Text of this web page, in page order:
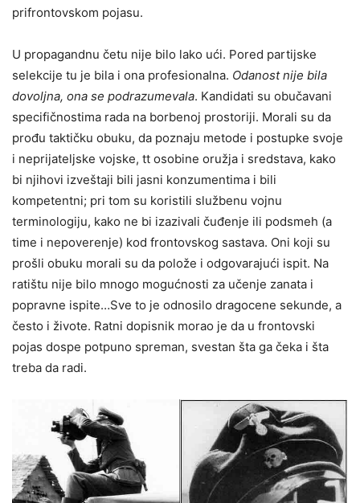
prifrontovskom pojasu.
U propagandnu četu nije bilo lako ući. Pored partijske
selekcije tu je bila i ona profesionalna. Odanost nije bila
dovoljna, ona se podrazumevala. Kandidati su obučavani
specifičnostima rada na borbenoj prostoriji. Morali su da
prođu taktičku obuku, da poznaju metode i postupke svoje
i neprijateljske vojske, tt osobine oružja i sredstava, kako
bi njihovi izveštaji bili jasni konzumentima i bili
kompetentni; pri tom su koristili službenu vojnu
terminologiju, kako ne bi izazivali čuđenje ili podsmeh (a
time i nepoverenje) kod frontovskog sastava. Oni koji su
prošli obuku morali su da polože i odgovarajući ispit. Na
ratištu nije bilo mnogo mogućnosti za učenje zanata i
popravne ispite…Sve to je odnosilo dragocene sekunde, a
često i živote. Ratni dopisnik morao je da u frontovski
pojas dospe potpuno spreman, svestan šta ga čeka i šta
treba da radi.